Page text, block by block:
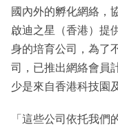
國內外的孵化網絡，
啟迪之星（香港）提
身的培育公司，為了
司，已推出網絡會員
少是來自香港科技園
「這些公司依托我